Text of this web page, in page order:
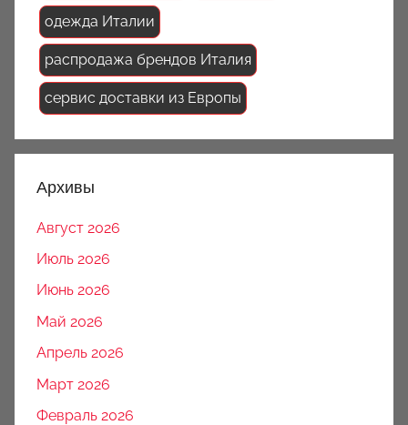
одежда Италии
распродажа брендов Италия
сервис доставки из Европы
Архивы
Август 2026
Июль 2026
Июнь 2026
Май 2026
Апрель 2026
Март 2026
Февраль 2026